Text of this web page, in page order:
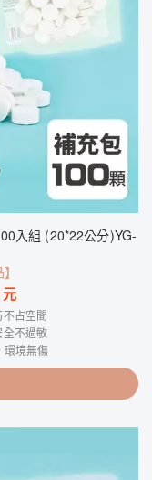
入組 (20*22公分)YG-
元
占空間
不過敏
環境無傷